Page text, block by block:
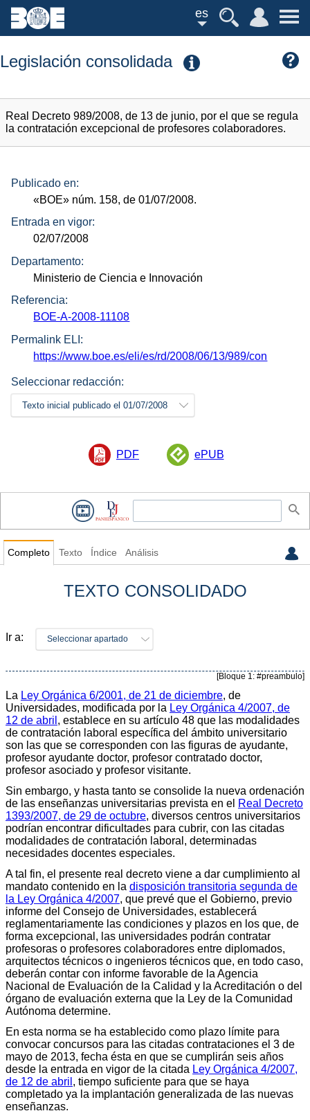
es
Legislación consolidada
Real Decreto 989/2008, de 13 de junio, por el que se regula
la contratación excepcional de profesores colaboradores.
Publicado en:
«BOE» núm. 158, de 01/07/2008.
Entrada en vigor:
02/07/2008
Departamento:
Ministerio de Ciencia e Innovación
Referencia:
BOE-A-2008-11108
Permalink ELI:
https://www.boe.es/eli/es/rd/2008/06/13/989/con
Seleccionar redacción:
Texto inicial publicado el 01/07/2008
PDF ePUB
Completo Texto Índice Análisis
TEXTO CONSOLIDADO
Ir a: Seleccionar apartado
[Bloque 1: #preambulo]
La Ley Orgánica 6/2001, de 21 de diciembre, de
Universidades, modificada por la Ley Orgánica 4/2007, de
12 de abril , establece en su artículo 48 que las modalidades
de contratación laboral específica del ámbito universitario
son las que se corresponden con las figuras de ayudante,
profesor ayudante doctor, profesor contratado doctor,
profesor asociado y profesor visitante.
Sin embargo, y hasta tanto se consolide la nueva ordenación
de las enseñanzas universitarias prevista en el Real Decreto
1393/2007, de 29 de octubre, diversos centros universitarios
podrían encontrar dificultades para cubrir, con las citadas
modalidades de contratación laboral, determinadas
necesidades docentes especiales.
A tal fin, el presente real decreto viene a dar cumplimiento al
mandato contenido en la disposición transitoria segunda de
la Ley Orgánica 4/2007, que prevé que el Gobierno, previo
informe del Consejo de Universidades, establecerá
reglamentariamente las condiciones y plazos en los que, de
forma excepcional, las universidades podrán contratar
profesoras o profesores colaboradores entre diplomados,
arquitectos técnicos o ingenieros técnicos que, en todo caso,
deberán contar con informe favorable de la Agencia
Nacional de Evaluación de la Calidad y la Acreditación o del
órgano de evaluación externa que la Ley de la Comunidad
Autónoma determine.
En esta norma se ha establecido como plazo límite para
convocar concursos para las citadas contrataciones el 3 de
mayo de 2013, fecha ésta en que se cumplirán seis años
desde la entrada en vigor de la citada Ley Orgánica 4/2007,
de 12 de abril , tiempo suficiente para que se haya
completado ya la implantación generalizada de las nuevas
enseñanzas.